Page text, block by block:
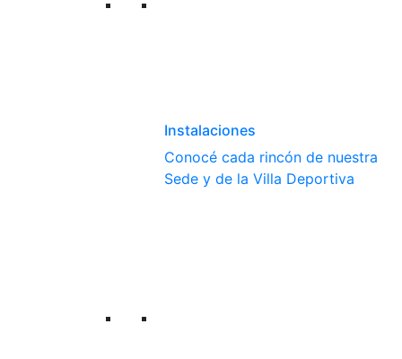
Instalaciones
Conocé cada rincón de nuestra
Sede y de la Villa Deportiva